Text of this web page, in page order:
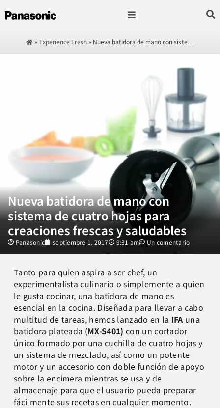
» Experience Fresh» Nueva batidora de mano con siste…
Nueva batidora de mano con
sistema de cuatro hojas para
creaciones frescas y saludables
Panasonic septiembre 1, 2017 9:31 am Un comentario
Tanto para quien aspira a ser chef, un
experimentalista culinario o simplemente a quien
le gusta cocinar, una batidora de mano es
esencial en la cocina. Diseñada para llevar a cabo
multitud de tareas, hemos lanzado en la IFA una
batidora plateada (MX-S401) con un cortador
único formado por una cuchilla de cuatro hojas y
un sistema de mezclado, así como un potente
motor y un accesorio con doble función de apoyo
sobre la encimera mientras se usa y de
almacenaje para que el usuario pueda preparar
fácilmente sus recetas en cualquier momento.